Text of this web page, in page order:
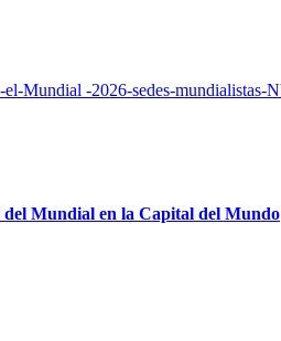
Mundial en la Capital del Mundo